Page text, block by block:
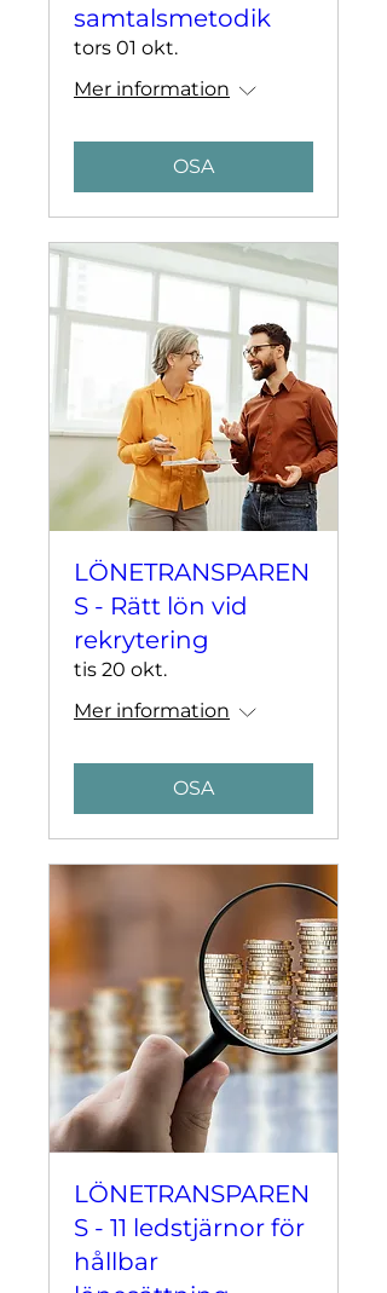
samtalsmetodik
tors 01 okt.
Mer information
OSA
LÖNETRANSPAREN
S - Rätt lön vid
rekrytering
tis 20 okt.
Mer information
OSA
LÖNETRANSPAREN
S - 11 ledstjärnor för
hållbar